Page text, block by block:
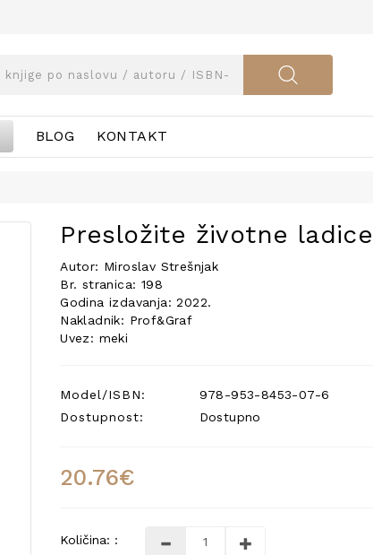
BLOG KONTAKT
Presložite životne ladice
Autor: Miroslav Strešnjak
Br. stranica: 198
Godina izdavanja: 2022.
Nakladnik: Prof&Graf
Uvez: meki
Model/ISBN:
978-953-8453-07-6
Dostupnost:
Dostupno
20.76€
Količina: :